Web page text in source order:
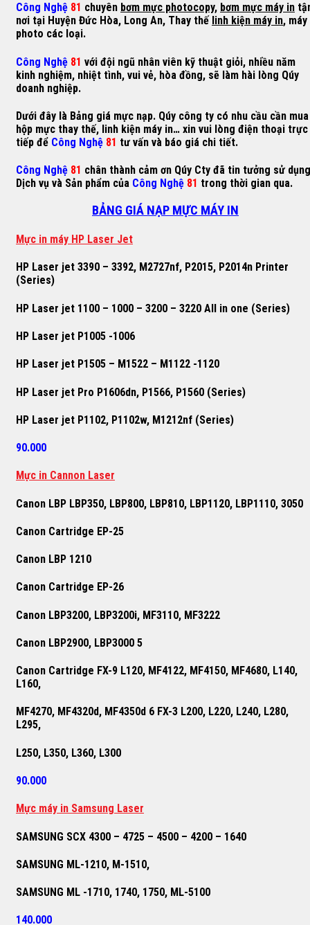
Công Nghệ 81 chuyên bơm mực photocopy, bơm mực máy in
nơi tại Huyện Đức Hòa, Long An, Thay thế linh kiện máy in, máy
photo các loại.
Công Nghệ 81 với đội ngũ nhân viên kỹ thuật giỏi, nhiều năm
kinh nghiệm, nhiệt tình, vui vẻ, hòa đồng, sẽ làm hài lòng Qúy
doanh nghiệp.
Dưới đây là Bảng giá mực nạp. Qúy công ty có nhu cầu cần mua
hộp mực thay thế, linh kiện máy in… xin vui lòng điện thoại trực
tiếp để Công Nghệ 81 tư vấn và báo giá chi tiết.
Công Nghệ 81 chân thành cảm ơn Qúy Cty đã tin tưởng sử dụng
Dịch vụ và Sản phẩm của Công Nghệ 81 trong thời gian qua.
BẢNG GIÁ NẠP MỰC MÁY IN
Mực in máy HP Laser Jet
HP Laser jet 3390 – 3392, M2727nf, P2015, P2014n Printer
(Series)
HP Laser jet 1100 – 1000 – 3200 – 3220 All in one (Series)
HP Laser jet P1005 -1006
HP Laser jet P1505 – M1522 – M1122 -1120
HP Laser jet Pro P1606dn, P1566, P1560 (Series)
HP Laser jet P1102, P1102w, M1212nf (Series)
90.000
Mực in Cannon Laser
Canon LBP LBP350, LBP800, LBP810, LBP1120, LBP1110, 3050
Canon Cartridge EP-25
Canon LBP 1210
Canon Cartridge EP-26
Canon LBP3200, LBP3200i, MF3110, MF3222
Canon LBP2900, LBP3000 5
Canon Cartridge FX-9 L120, MF4122, MF4150, MF4680, L140,
L160,
MF4270, MF4320d, MF4350d 6 FX-3 L200, L220, L240, L280,
L295,
L250, L350, L360, L300
90.000
Mực máy in Samsung Laser
SAMSUNG SCX 4300 – 4725 – 4500 – 4200 – 1640
SAMSUNG ML-1210, M-1510,
SAMSUNG ML -1710, 1740, 1750, ML-5100
140.000